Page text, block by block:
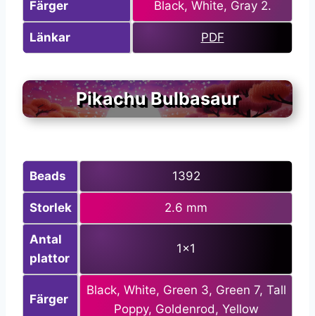
Färger Black, White, Gray 2.
Länkar PDF
Pikachu Bulbasaur
Beads 1392
Storlek 2.6 mm
Antal
plattor
1×1
Färger
Black, White, Green 3, Green 7, Tall
Poppy, Goldenrod, Yellow